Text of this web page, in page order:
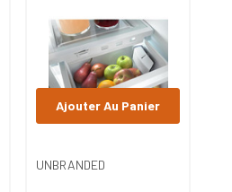
UNBRANDED
Ajouter Au Panier